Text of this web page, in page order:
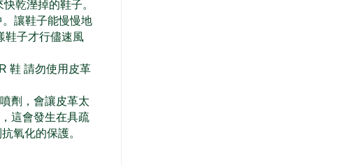
乾溼掉的鞋子。
讓鞋子能慢慢地
鞋子才行儘速風
鞋 請勿使用皮革
劑，會讓皮革太
這會發生在具疏
氧化的保護。